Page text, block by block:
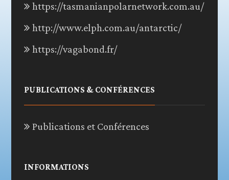
https://tasmanianpolarnetwork.com.au/
http://www.elph.com.au/antarctic/
https://vagabond.fr/
PUBLICATIONS & CONFÉRENCES
Publications et Conférences
INFORMATIONS